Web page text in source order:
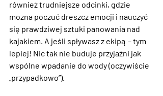
również trudniejsze odcinki, gdzie
można poczuć dreszcz emocji i nauczyć
się prawdziwej sztuki panowania nad
kajakiem. A jeśli spływasz z ekipą – tym
lepiej! Nic tak nie buduje przyjaźni jak
wspólne wpadanie do wody (oczywiście
„przypadkowo”).